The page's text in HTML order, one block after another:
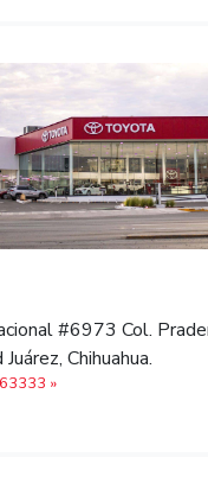
#6973 Col.
Chihuahua.
»